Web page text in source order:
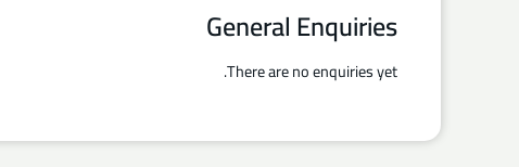
General Enquiries
There are no enquiries yet.